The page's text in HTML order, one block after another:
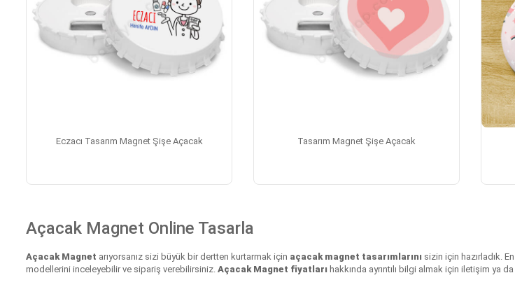
Eczacı Tasarım Magnet Şişe Açacak Tasarım Magnet Şişe Açacak
Açacak Magnet Online Tasarla
Açacak Magnet arıyorsanız sizi büyük bir dertten kurtarmak için açacak magnet tasarımlarını sizin için hazırladık.
modellerini inceleyebilir ve sipariş verebilirsiniz. Açacak Magnet fiyatları hakkında ayrıntılı bilgi almak için iletişim ya